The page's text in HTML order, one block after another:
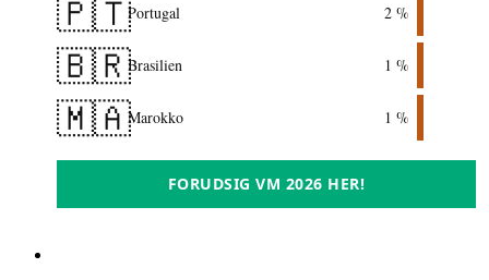
🇵🇹Portugal 2 %
🇧🇷Brasilien 1 %
🇲🇦Marokko 1 %
FORUDSIG VM 2026 HER!